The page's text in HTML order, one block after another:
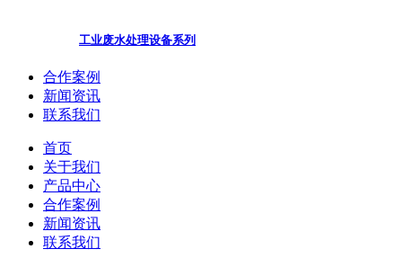
工业废水处理设备系列
合作案例
新闻资讯
联系我们
首页
关于我们
产品中心
合作案例
新闻资讯
联系我们